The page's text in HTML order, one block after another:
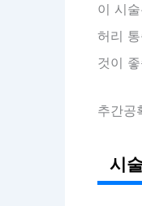
이 시
허리
것이
추간공
시